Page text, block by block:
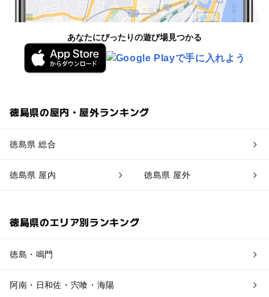
あなたにぴったりの遊び場見つかる
徳島県の屋内・屋外ランキング
徳島県 総合
徳島県 屋内 徳島県 屋外
徳島県のエリア別ランキング
徳島・鳴門
阿南・日和佐・宍喰・海陽